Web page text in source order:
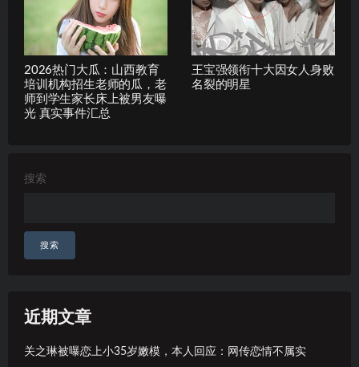
2026热门大瓜：山西教育
培训机构招生老师的瓜，老
师到学生家长床上被男友曝
光 真实事件汇总
王宝强领衔十大因女人身败
名裂的明星
搜索
搜索
近期文章
关之琳被曝恋上小35岁嫩模，本人回应：网传恋情不属实